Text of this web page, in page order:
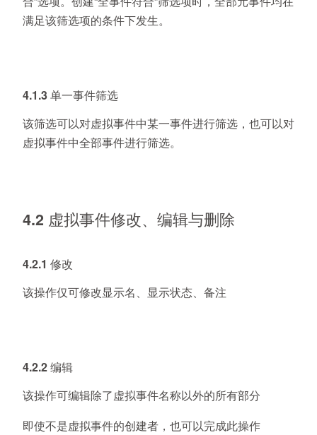
满足该筛选项的条件下发生。
4.1.3 单一事件筛选
该筛选可以对虚拟事件中某一事件进行筛选，也可以对
虚拟事件中全部事件进行筛选。
4.2 虚拟事件修改、编辑与删除
4.2.1 修改
该操作仅可修改显示名、显示状态、备注
4.2.2 编辑
该操作可编辑除了虚拟事件名称以外的所有部分
即使不是虚拟事件的创建者，也可以完成此操作